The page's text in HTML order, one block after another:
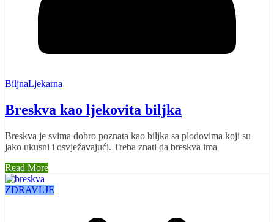
BiljnaLjekarna
Breskva kao ljekovita biljka
Breskva je svima dobro poznata kao biljka sa plodovima koji su
jako ukusni i osvježavajući. Treba znati da breskva ima
Read More
ZDRAVLJE